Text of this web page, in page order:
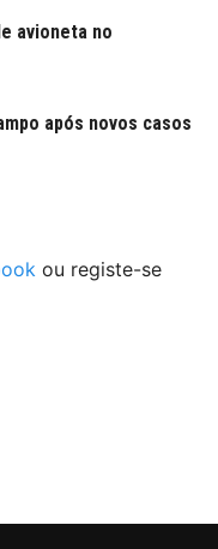
avioneta no
após novos casos
ou registe-se